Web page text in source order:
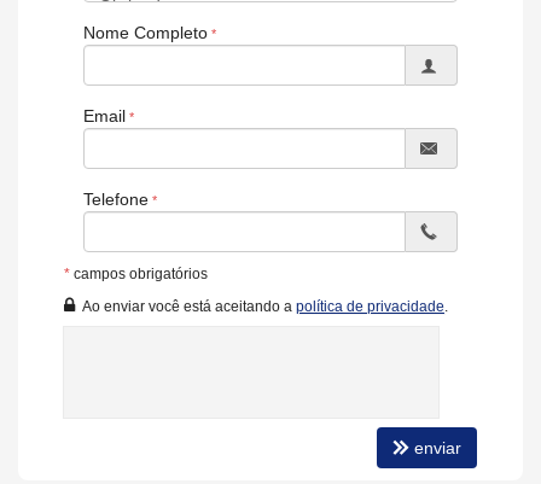
Cozinha e Área de serviço
Semi-mobiliado
Aconchegante
Ótima localização: Ariribá
Características do Imóvel
Banheiro Social
Vista Livre
Características do Empreendimento
Salão de Festas
Nome Completo
Email
Telefone
* campos obrigatórios
Ao enviar você está aceitando a política de privacidade
enviar